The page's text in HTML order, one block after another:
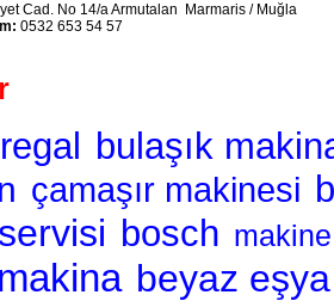
Cad. No 14/a Armutalan Marmaris / Muğla
0532 653 54 57
regal bulaşık
çamaşır makinesi
bosch makine
makina beyaz eşya